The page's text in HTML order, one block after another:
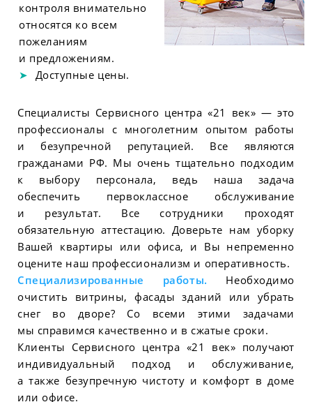
контроля внимательно
относятся ко всем
пожеланиям
и предложениям.
Доступные цены.
Специалисты Сервисного центра «21 век» — это
профессионалы с многолетним опытом работы
и безупречной репутацией. Все являются
гражданами РФ. Мы очень тщательно подходим
к выбору персонала, ведь наша задача
обеспечить первоклассное обслуживание
и результат. Все сотрудники проходят
обязательную аттестацию. Доверьте нам уборку
Вашей квартиры или офиса, и Вы непременно
оцените наш профессионализм и оперативность.
Специализированные работы. Необходимо
очистить витрины, фасады зданий или убрать
снег во дворе? Со всеми этими задачами
мы справимся качественно и в сжатые сроки.
Клиенты Сервисного центра «21 век» получают
индивидуальный подход и обслуживание,
а также безупречную чистоту и комфорт в доме
или офисе.